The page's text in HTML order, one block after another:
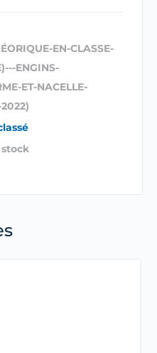
EN-CLASSE-
ENGINS-
ET-NACELLE-
stock